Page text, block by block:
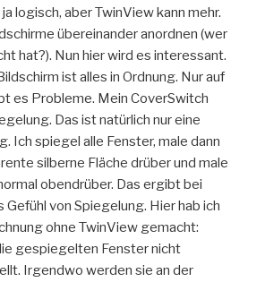
logisch, aber TwinView kann mehr.
übereinander anordnen (wer
hat?). Nun hier wird es interessant.
ist alles in Ordnung. Nur auf
es Probleme. Mein CoverSwitch
Das ist natürlich nur eine
Ich spiegel alle Fenster, male dann
silberne Fläche drüber und male
obendrüber. Das ergibt bei
von Spiegelung. Hier hab ich
ohne TwinView gemacht:
gespiegelten Fenster nicht
Irgendwo werden sie an der